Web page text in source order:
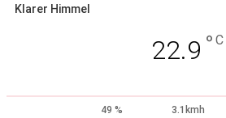
Klarer Himmel
22.9 ° C
49 %
3.1kmh